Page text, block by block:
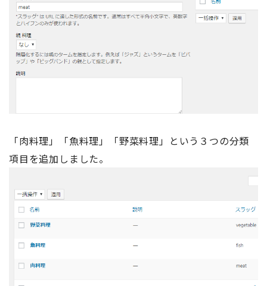
「肉料理」「魚料理」「野菜料理」という３つの分類
項目を追加しました。